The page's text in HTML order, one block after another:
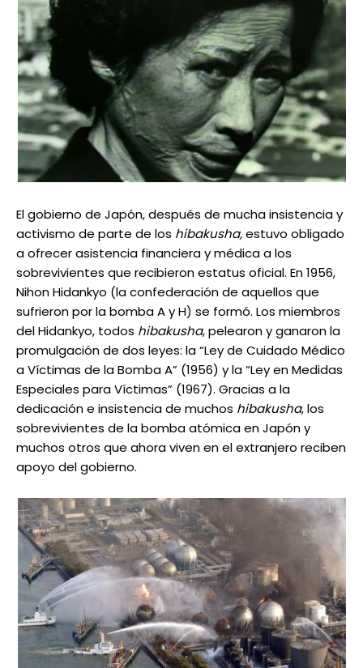
El gobierno de Japón, después de mucha insistencia y
activismo de parte de los hibakusha,estuvo obligado
a ofrecer asistencia financiera y médica a los
sobrevivientes que recibieron estatus oficial. En 1956,
Nihon Hidankyo (la confederación de aquellos que
sufrieron por la bomba A y H) se formó. Los miembros
del Hidankyo, todos hibakusha, pelearon y ganaron la
promulgación de dos leyes: la “Ley de Cuidado Médico
a Víctimas de la Bomba A” (1956) y la “Ley en Medidas
Especiales para Víctimas” (1967). Gracias a la
dedicación e insistencia de muchos hibakusha, los
sobrevivientes de la bomba atómica en Japón y
muchos otros que ahora viven en el extranjero reciben
apoyo del gobierno.